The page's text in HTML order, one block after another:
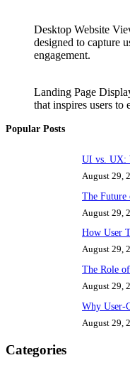
Desktop Website
designed to capture
engagement.
Landing Page
that inspires users to
Popular Posts
UI vs. UX:
August 29,
The
August 29,
How User
August 29,
The Role
August 29,
Why User-
August 29,
Categories